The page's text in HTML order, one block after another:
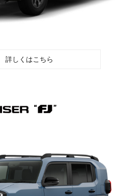
詳しくはこちら